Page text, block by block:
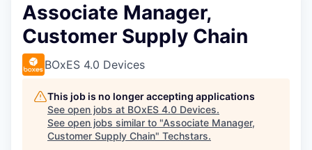
Associate Manager,
Customer Supply Chain
BOxES 4.0 Devices
This job is no longer accepting applications
See open jobs at BOxES 4.0 Devices.
See open jobs similar to "Associate Manager,
Customer Supply Chain" Techstars.